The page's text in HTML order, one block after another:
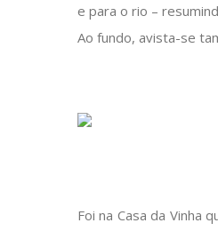
e para o rio –
Ao fundo, avista-se
Foi na Casa da Vinha